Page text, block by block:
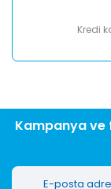
Kredi
Kampanya ve